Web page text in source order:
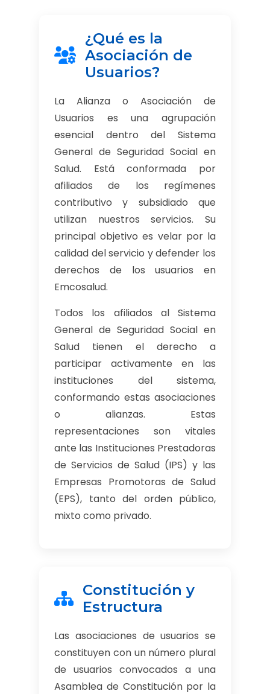
¿Qué es la
Asociación de
Usuarios?
La Alianza o Asociación de
Usuarios es una agrupación
esencial dentro del Sistema
General de Seguridad Social en
Salud. Está conformada por
afiliados de los regímenes
contributivo y subsidiado que
utilizan nuestros servicios. Su
principal objetivo es velar por la
calidad del servicio y defender los
derechos de los usuarios en
Emcosalud.
Todos los afiliados al Sistema
General de Seguridad Social en
Salud tienen el derecho a
participar activamente en las
instituciones del sistema,
conformando estas asociaciones
o alianzas. Estas
representaciones son vitales
ante las Instituciones Prestadoras
de Servicios de Salud (IPS) y las
Empresas Promotoras de Salud
(EPS), tanto del orden público,
mixto como privado.
Constitución y
Estructura
Las asociaciones de usuarios se
constituyen con un número plural
de usuarios convocados a una
Asamblea de Constitución por la